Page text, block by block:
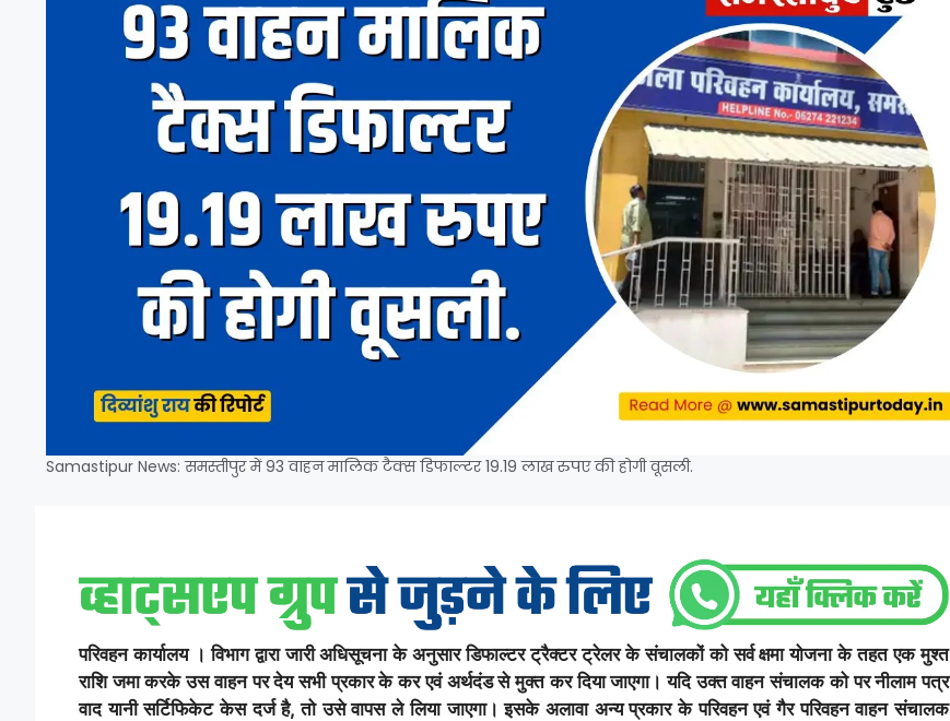
Samastipur News: समस्तीपुर में 93 वाहन मालिक टैक्स डिफाल्टर 19.19 लाख रुपए की होगी वूसली.
परिवहन कार्यालय । विभाग द्वारा जारी अधिसूचना के अनुसार डिफाल्टर ट्रैक्टर ट्रेलर के संचालकों को सर्व क्षमा योजना के तहत एक मुश्त
राशि जमा करके उस वाहन पर देय सभी प्रकार के कर एवं अर्थदंड से मुक्त कर दिया जाएगा। यदि उक्त वाहन संचालक को पर नीलाम पत्र
वाद यानी सर्टिफिकेट केस दर्ज है, तो उसे वापस ले लिया जाएगा। इसके अलावा अन्य प्रकार के परिवहन एवं गैर परिवहन वाहन संचालक